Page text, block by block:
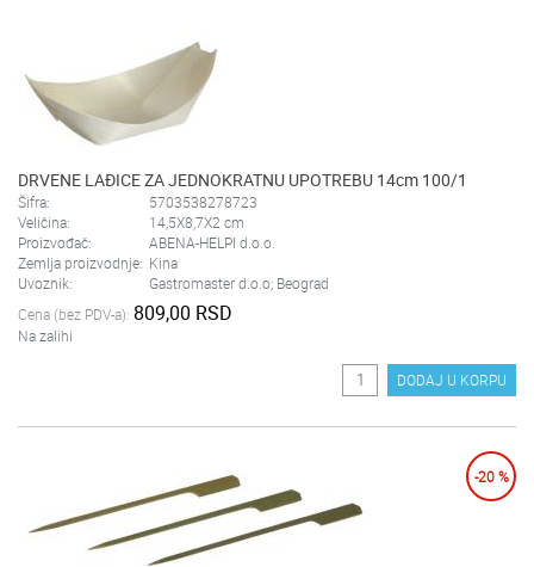
DRVENE LAĐICE ZA JEDNOKRATNU UPOTREBU 14cm 100/1
Šifra:
5703538278723
Veličina:
14,5X8,7X2 cm
Proizvođač:
ABENA-HELPI d.o.o.
Zemlja proizvodnje: Kina
Uvoznik:
Gastromaster d.o.o; Beograd
Cena (bez PDV-a): 809,00 RSD
Na zalihi
DODAJ U KORPU
-20 %